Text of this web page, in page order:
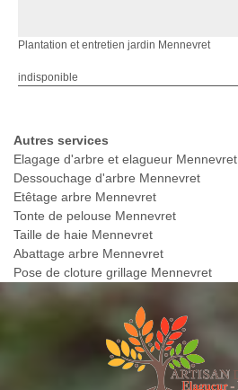
Plantation et entretien jardin Mennevret
indisponible
Autres services
Elagage d'arbre et elagueur Mennevret
Dessouchage d'arbre Mennevret
Etêtage arbre Mennevret
Tonte de pelouse Mennevret
Taille de haie Mennevret
Abattage arbre Mennevret
Pose de cloture grillage Mennevret